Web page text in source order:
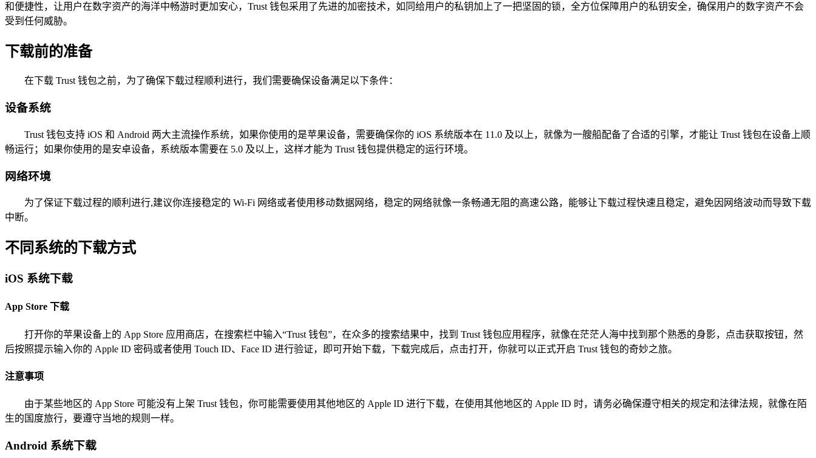
和便捷性，让用户在数字资产的海洋中畅游时更加安心，Trust 钱包采用了先进的加密技术，如同给用户的私钥加上了一把坚固的锁，全方位保障用户的私钥安全，确保用户的数字资产不会
受到任何威胁。
下载前的准备
在下载 Trust 钱包之前，为了确保下载过程顺利进行，我们需要确保设备满足以下条件：
设备系统
Trust 钱包支持 iOS 和 Android 两大主流操作系统，如果你使用的是苹果设备，需要确保你的 iOS 系统版本在 11.0 及以上，就像为一艘船配备了合适的引擎，才能让 Trust 钱包在设备上顺
畅运行；如果你使用的是安卓设备，系统版本需要在 5.0 及以上，这样才能为 Trust 钱包提供稳定的运行环境。
网络环境
为了保证下载过程的顺利进行,建议你连接稳定的 Wi-Fi 网络或者使用移动数据网络，稳定的网络就像一条畅通无阻的高速公路，能够让下载过程快速且稳定，避免因网络波动而导致下载
中断。
不同系统的下载方式
iOS 系统下载
App Store 下载
打开你的苹果设备上的 App Store 应用商店，在搜索栏中输入“Trust 钱包”，在众多的搜索结果中，找到 Trust 钱包应用程序，就像在茫茫人海中找到那个熟悉的身影，点击获取按钮，然
后按照提示输入你的 Apple ID 密码或者使用 Touch ID、Face ID 进行验证，即可开始下载，下载完成后，点击打开，你就可以正式开启 Trust 钱包的奇妙之旅。
注意事项
由于某些地区的 App Store 可能没有上架 Trust 钱包，你可能需要使用其他地区的 Apple ID 进行下载，在使用其他地区的 Apple ID 时，请务必确保遵守相关的规定和法律法规，就像在陌
生的国度旅行，要遵守当地的规则一样。
Android 系统下载